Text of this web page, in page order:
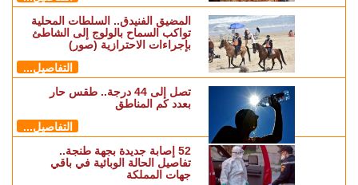
المضيق الفنيدق.. السلطات المحلية
تواكب السماح بالولوج إلى الشاطئ
بإجراءات الاحترازية (صور)
التفاصيل...
تصل إلى 44 درجة.. طقس حار
بعدد كم المناطق
التفاصيل...
52 إصابة جديدة بجهة طنجة..
تفاصيل الحالة الوبائية في باقي
جهات المملكة